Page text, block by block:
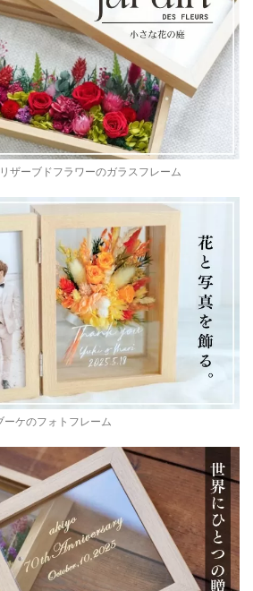
ザーブドフラワーのガラスフレーム
ーケのフォトフレーム